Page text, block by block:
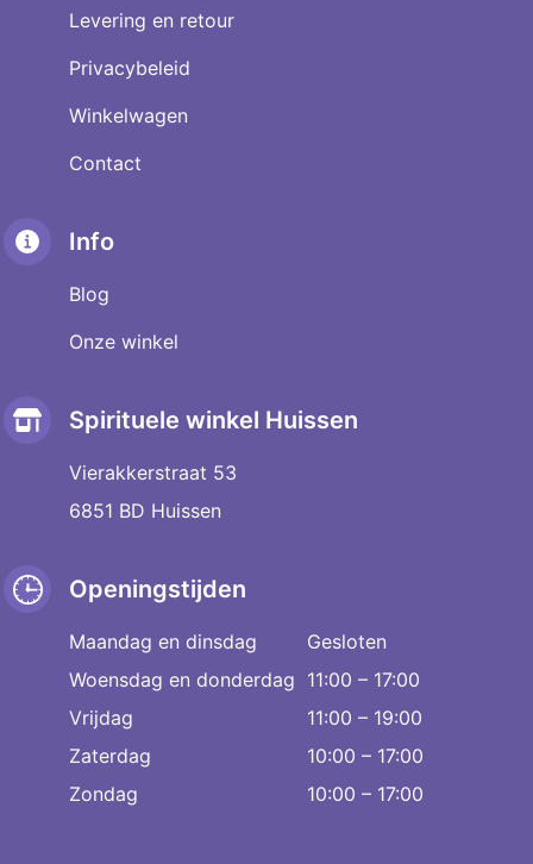
Levering en retour
Privacybeleid
Winkelwagen
Contact
Info
Blog
Onze winkel
Spirituele winkel Huissen
Vierakkerstraat 53
6851 BD Huissen
Openingstijden
Maandag en dinsdag
Gesloten
Woensdag en donderdag 11:00 – 17:00
Vrijdag
11:00 – 19:00
Zaterdag
10:00 – 17:00
Zondag
10:00 – 17:00